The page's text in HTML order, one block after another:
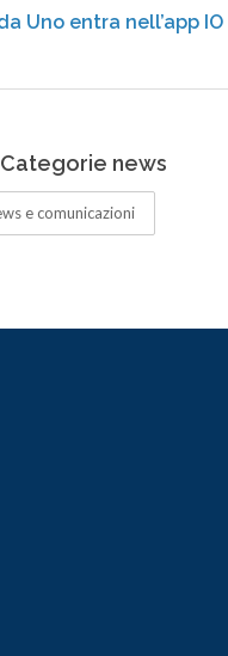
Uno entra nell’app IO
Categorie news
e comunicazioni